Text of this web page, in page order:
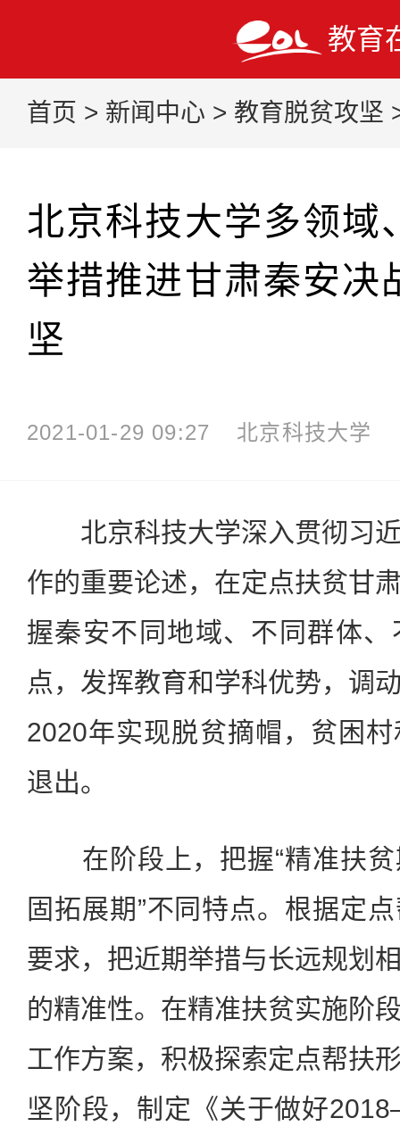
教育
首页 > 新闻中心 > 教育脱贫攻坚
北京科技大学多领域
举措推进甘肃秦安决
坚
2021-01-29 09:27 北京科技大学
北京科技大学深入贯彻习近
作的重要论述，在定点扶贫甘
握秦安不同地域、不同群体
点，发挥教育和学科优势，调
2020年实现脱贫摘帽，贫困
退出。
在阶段上，把握“精准扶贫
固拓展期”不同特点。根据定
要求，把近期举措与长远规划
的精准性。在精准扶贫实施阶
工作方案，积极探索定点帮扶
坚阶段，制定《关于做好